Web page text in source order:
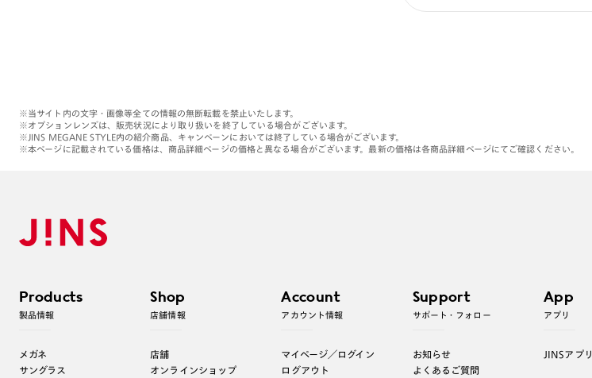
※当サイト内の文字・画像等全ての情報の無断転載を禁止いたします。
※オプションレンズは、販売状況により取り扱いを終了している場合がございます。
※JINS MEGANE STYLE内の紹介商品、キャンペーンにおいては終了している場合がございます。
※本ページに記載されている価格は、商品詳細ページの価格と異なる場合がございます。最新の価格は各商品詳細ページにてご確認ください。
Products
製品情報
メガネ
サングラス
Shop
店舗情報
店舗
オンラインショップ
Account
アカウント情報
マイページ／ログイン
ログアウト
Support
サポート・フォロー
お知らせ
よくあるご質問
App
アプリ
JINSアプリ